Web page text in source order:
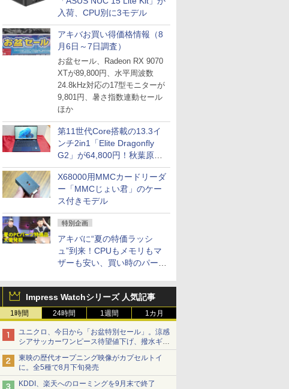
入荷、CPU別に3モデル
アキバお買い得価格情報（8
月6日～7日調査）
お盆セール、Radeon RX 9070
XTが89,800円、水平周波数
24.8kHz対応の17型モニターが
9,801円、暑さ指数連動セール
ほか
第11世代Core搭載の13.3イ
ンチ2in1「Elite Dragonfly
G2」が64,800円！秋葉原で
中古PCセール
X68000用MMCカードリーダ
ー「MMCじょい君」のケー
ス付きモデル
特別企画
アキバに“夏の特価ラッシ
ュ”到来！CPUもメモリもマ
ザーも安い、買い時のパーツ
Impress Watchシリーズ 人気記事
1時間 24時間 1週間 1カ月
ユニクロ、今日から「お盆特別セール」。涼感
シアサッカーワンピース待望値下げ、撥水ギア
ショーツは1990円に
東映の歴代オープニング映像がカプセルトイ
に。全5種で8月下旬発売
KDDI、楽天へのローミングを9月末で終了